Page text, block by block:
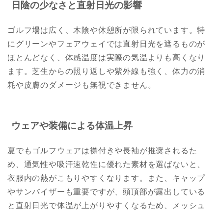
日陰の少なさと直射日光の影響
ゴルフ場は広く、木陰や休憩所が限られています。特
にグリーンやフェアウェイでは直射日光を遮るものが
ほとんどなく、体感温度は実際の気温よりも高くなり
ます。芝生からの照り返しや紫外線も強く、体力の消
耗や皮膚のダメージも無視できません。
ウェアや装備による体温上昇
夏でもゴルフウェアは襟付きや長袖が推奨されるた
め、通気性や吸汗速乾性に優れた素材を選ばないと、
衣服内の熱がこもりやすくなります。また、キャップ
やサンバイザーも重要ですが、頭頂部が露出している
と直射日光で体温が上がりやすくなるため、メッシュ